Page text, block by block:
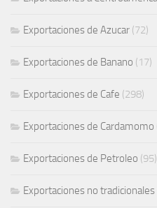
Exportaciones de Azucar (72)
Exportaciones de Banano (17)
Exportaciones de Cafe (298)
Exportaciones de Cardamomo
Exportaciones de Petroleo (95)
Exportaciones no